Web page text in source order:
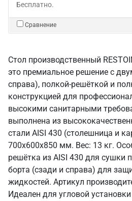
Бесплатно.
Сравнение
Стол производственный
это премиальное решение с
справа), полкой-решёткой и
конструкцией для
высокими санитарными
выполнена из
стали AISI 430 (столешница и
700x600x850 мм. Вес: 13 кг.
решётка из AISI 430 для сушки
борта (сзади и справа) для
жидкостей. Артикул
Идеален для угловой